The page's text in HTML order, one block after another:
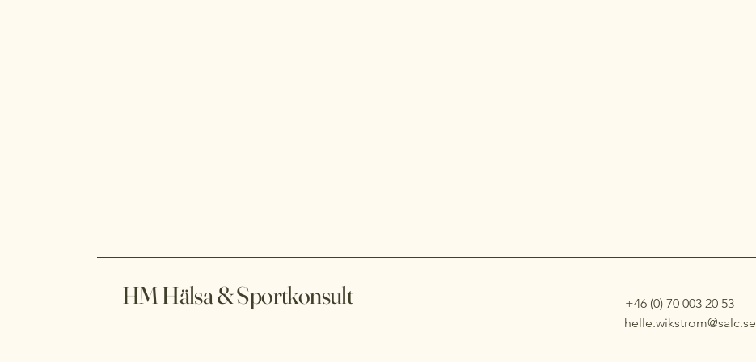
HM Hälsa & Sportkonsult
+46 (0) 70 003 20 53
helle.wikstrom@salc.se